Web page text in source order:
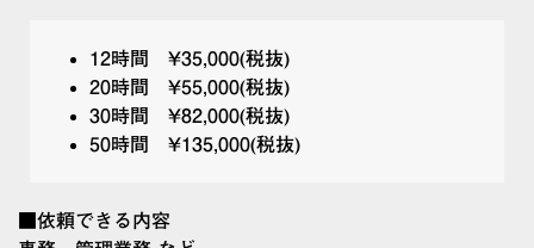
12時間 ¥35,000(税抜)
20時間 ¥55,000(税抜)
30時間 ¥82,000(税抜)
50時間 ¥135,000(税抜)
■依頼できる内容